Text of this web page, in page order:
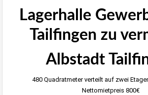
Lagerhalle
Tailfingen zu
Albstadt
480 Quadratmeter verteilt auf zwei
Nettomietpreis 800€